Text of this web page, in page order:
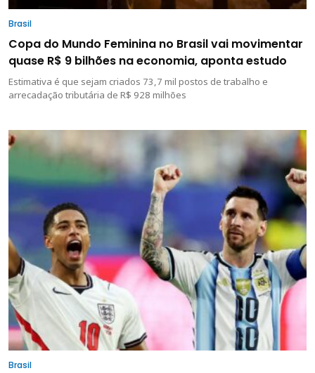
Brasil
Copa do Mundo Feminina no Brasil vai movimentar
quase R$ 9 bilhões na economia, aponta estudo
Estimativa é que sejam criados 73,7 mil postos de trabalho e
arrecadação tributária de R$ 928 milhões
Brasil